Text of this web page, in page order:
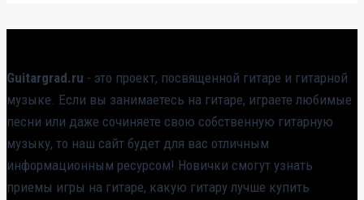
Guitargrad.ru - это проект, посвященной гитаре и гитарной
музыке. Если вы занимаетесь на гитаре, играете любимые
песни или даже сочиняете свою собственную гитарную
музыку, то наш сайт будет для вас отличным
информационным ресурсом! Новички смогут узнать
приемы игры на гитаре, какую гитару лучше купить